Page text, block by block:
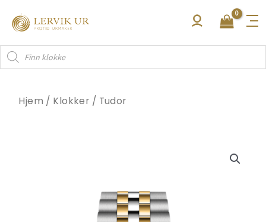
rett
innholdet
Products
search
Hjem / Klokker / Tudor